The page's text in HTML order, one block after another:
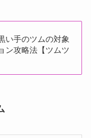
い手のツムの対象
ン攻略法【ツムツ